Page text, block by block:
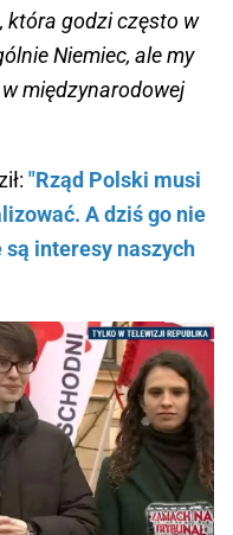
która godzi często w
Niemiec, ale my
międzynarodowej
"Rząd Polski musi
A dziś go nie
są interesy naszych